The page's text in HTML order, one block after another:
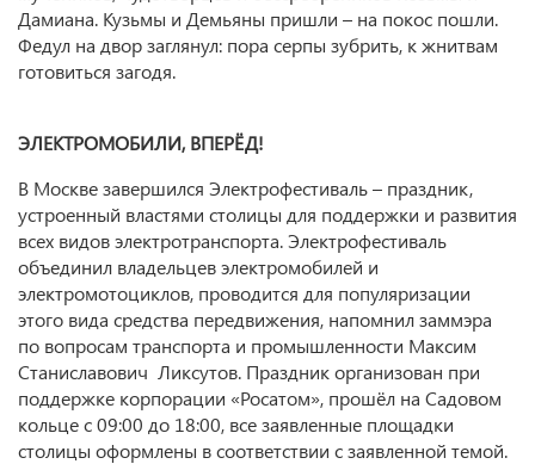
Дамиана. Кузьмы и Демьяны пришли – на покос пошли.
Федул на двор заглянул: пора серпы зубрить, к жнитвам
готовиться загодя.
ЭЛЕКТРОМОБИЛИ, ВПЕРЁД!
В Москве завершился Электрофестиваль – праздник,
устроенный властями столицы для поддержки и развития
всех видов электротранспорта. Электрофестиваль
объединил владельцев электромобилей и
электромотоциклов, проводится для популяризации
этого вида средства передвижения, напомнил заммэра
по вопросам транспорта и промышленности Максим
Станиславович Ликсутов. Праздник организован при
поддержке корпорации «Росатом», прошёл на Садовом
кольце с 09:00 до 18:00, все заявленные площадки
столицы оформлены в соответствии с заявленной темой.